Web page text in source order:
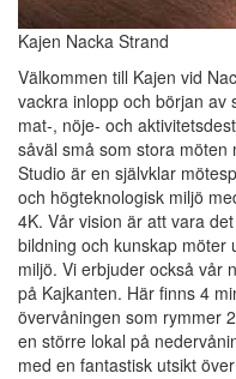
Kajen Nacka Strand
Välkommen till Kajen vid
vackra inlopp och början av
mat-, nöje- och
såväl små som stora möten
Studio är en självklar
och högteknologisk miljö
4K. Vår vision är att vara
bildning och kunskap möter
miljö. Vi erbjuder också vår
på Kajkanten. Här finns 4
övervåningen som rymmer
en större lokal på
med en fantastisk utsikt